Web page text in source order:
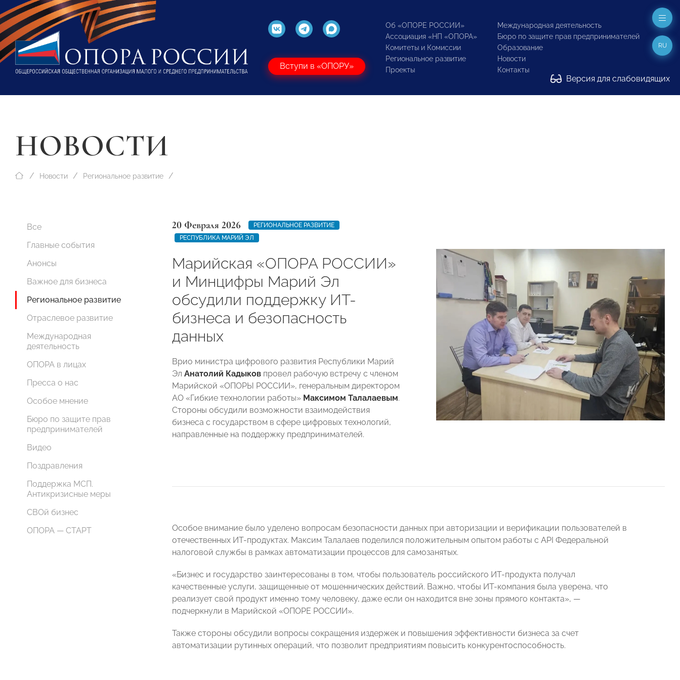
Вступи в «ОПОРУ»
Об «ОПОРЕ РОССИИ»
Ассоциация «НП «ОПОРА»
Комитеты и Комиссии
Региональное развитие
Проекты
Международная деятельность
Бюро по защите прав предпринимателей
Образование
Новости
Контакты
Версия для слабовидящих
RU
НОВОСТИ
Новости Региональное развитие
Все
Главные события
Анонсы
Важное для бизнеса
Региональное развитие
Отраслевое развитие
Международная
деятельность
ОПОРА в лицах
Пресса о нас
Особое мнение
Бюро по защите прав
предпринимателей
Видео
Поздравления
Поддержка МСП.
Антикризисные меры
СВОй бизнес
ОПОРА — СТАРТ
20 Февраля 2026
РЕГИОНАЛЬНОЕ РАЗВИТИЕ
РЕСПУБЛИКА МАРИЙ ЭЛ
Марийская «ОПОРА РОССИИ»
и Минцифры Марий Эл
обсудили поддержку ИT-
бизнеса и безопасность
данных
Врио министра цифрового развития Республики Марий
Эл Анатолий Кадыков провел рабочую встречу с членом
Марийской «ОПОРЫ РОССИИ», генеральным директором
АО «Гибкие технологии работы» Максимом Талалаевым.
Стороны обсудили возможности взаимодействия
бизнеса с государством в сфере цифровых технологий,
направленные на поддержку предпринимателей.
Особое внимание было уделено вопросам безопасности данных при авторизации и верификации пользователей в
отечественных ИT-продуктах. Максим Талалаев поделился положительным опытом работы с API Федеральной
налоговой службы в рамках автоматизации процессов для самозанятых.
«Бизнес и государство заинтересованы в том, чтобы пользователь российского ИT-продукта получал
качественные услуги, защищенные от мошеннических действий. Важно, чтобы ИT-компания была уверена, что
реализует свой продукт именно тому человеку, даже если он находится вне зоны прямого контакта», —
подчеркнули в Марийской «ОПОРЕ РОССИИ».
Также стороны обсудили вопросы сокращения издержек и повышения эффективности бизнеса за счет
автоматизации рутинных операций, что позволит предприятиям повысить конкурентоспособность.